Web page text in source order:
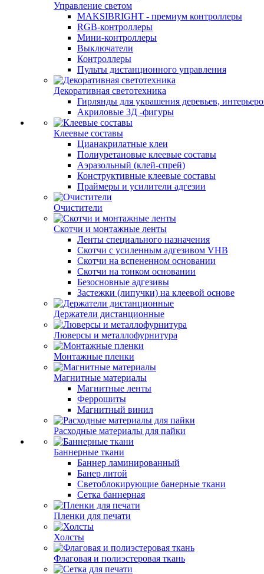
Управление светом
MAKSIBRIGHT - премиум контроллеры
RGB-контроллеры
Мини-контроллеры
Выключатели
Контроллеры
Пульты дистанционного управления
Декоративная светотехника
Гирлянды для украшения деревьев,
Акриловые 3Д -фигуры
Клеевые составы
Цианакрилатные клеи
Полиуретановые клеевые составы
Аэразольный (клей-спрей)
Конструктивные клеевые составы
Праймеры и усилители адгезии
Очистители
Скотчи и монтажные ленты
Ленты специального назначения
Скотчи с усиленным адгезивом VHB
Скотчи на вспененном основании
Скотчи на тонком основании
Безосновные адгезивы
Застежки (липучки) на клеевой основе
Держатели дистанционные
Люверсы и металлофурнитура
Монтажные пленки
Магнитные материалы
Магнитные ленты
Феррошиты
Магнитный винил
Расходные материалы для пайки
Баннерные ткани
Баннер ламинированный
Банер литой
Светоблокирующие банерные ткани
Сетка баннерная
Пленки для печати
Холсты
Флаговая и полиэстеровая ткань